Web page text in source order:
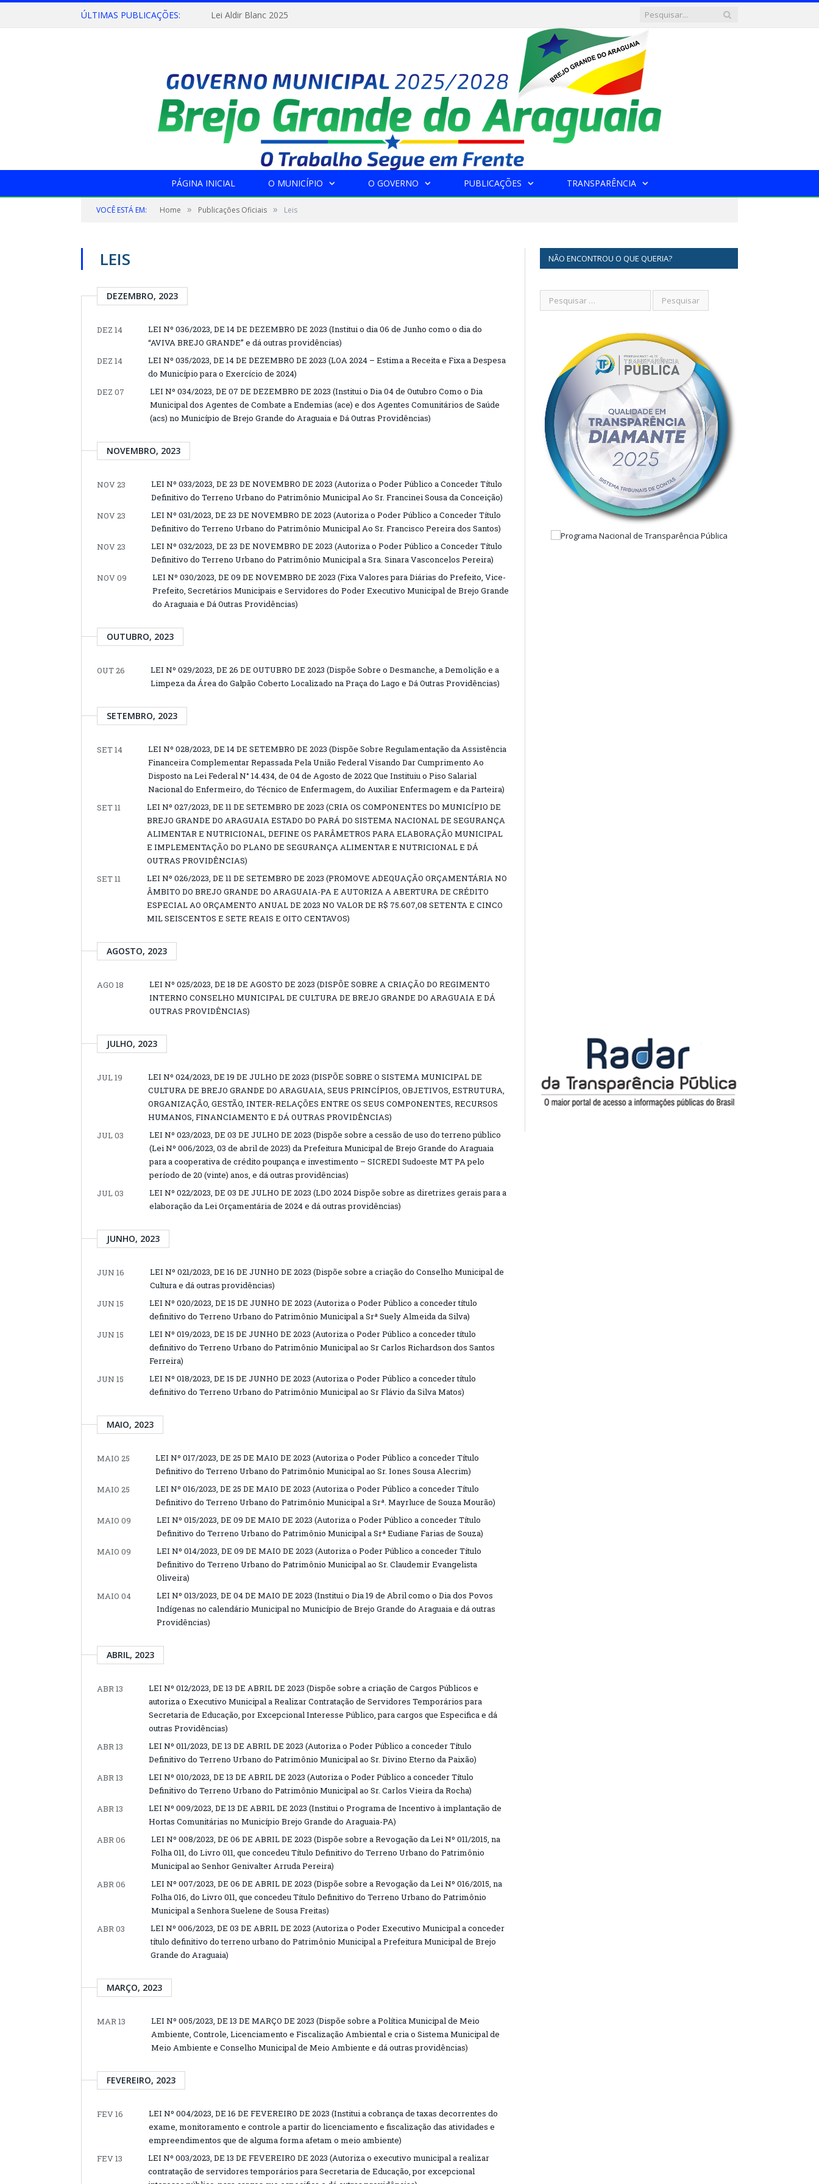
ÚLTIMAS PUBLICAÇÕES: Lei Aldir Blanc 2025
PÁGINA INICIAL O MUNICÍPIO O GOVERNO PUBLICAÇÕES TRANSPARÊNCIA
VOCÊ ESTÁ EM: Home » Publicações Oficiais » Leis
LEIS
DEZEMBRO, 2023
DEZ 14
LEI Nº 036/2023, DE 14 DE DEZEMBRO DE 2023 (Institui o dia 06 de Junho como o dia do
“AVIVA BREJO GRANDE” e dá outras providências)
DEZ 14
LEI Nº 035/2023, DE 14 DE DEZEMBRO DE 2023 (LOA 2024 – Estima a Receita e Fixa a Despesa
do Município para o Exercício de 2024)
DEZ 07
LEI Nº 034/2023, DE 07 DE DEZEMBRO DE 2023 (Institui o Dia 04 de Outubro Como o Dia
Municipal dos Agentes de Combate a Endemias (ace) e dos Agentes Comunitários de Saúde
(acs) no Município de Brejo Grande do Araguaia e Dá Outras Providências)
NOVEMBRO, 2023
NOV 23
LEI Nº 033/2023, DE 23 DE NOVEMBRO DE 2023 (Autoriza o Poder Público a Conceder Título
Definitivo do Terreno Urbano do Patrimônio Municipal Ao Sr. Francinei Sousa da Conceição)
NOV 23
LEI Nº 031/2023, DE 23 DE NOVEMBRO DE 2023 (Autoriza o Poder Público a Conceder Título
Definitivo do Terreno Urbano do Patrimônio Municipal Ao Sr. Francisco Pereira dos Santos)
NOV 23
LEI Nº 032/2023, DE 23 DE NOVEMBRO DE 2023 (Autoriza o Poder Público a Conceder Título
Definitivo do Terreno Urbano do Patrimônio Municipal a Sra. Sinara Vasconcelos Pereira)
NOV 09
LEI Nº 030/2023, DE 09 DE NOVEMBRO DE 2023 (Fixa Valores para Diárias do Prefeito, Vice-
Prefeito, Secretários Municipais e Servidores do Poder Executivo Municipal de Brejo Grande
do Araguaia e Dá Outras Providências)
OUTUBRO, 2023
OUT 26
LEI Nº 029/2023, DE 26 DE OUTUBRO DE 2023 (Dispõe Sobre o Desmanche, a Demolição e a
Limpeza da Área do Galpão Coberto Localizado na Praça do Lago e Dá Outras Providências)
SETEMBRO, 2023
SET 14
LEI Nº 028/2023, DE 14 DE SETEMBRO DE 2023 (Dispõe Sobre Regulamentação da Assistência
Financeira Complementar Repassada Pela União Federal Visando Dar Cumprimento Ao
Disposto na Lei Federal N° 14.434, de 04 de Agosto de 2022 Que Instituiu o Piso Salarial
Nacional do Enfermeiro, do Técnico de Enfermagem, do Auxiliar Enfermagem e da Parteira)
SET 11
LEI Nº 027/2023, DE 11 DE SETEMBRO DE 2023 (CRIA OS COMPONENTES DO MUNICÍPIO DE
BREJO GRANDE DO ARAGUAIA ESTADO DO PARÁ DO SISTEMA NACIONAL DE SEGURANÇA
ALIMENTAR E NUTRICIONAL, DEFINE OS PARÂMETROS PARA ELABORAÇÃO MUNICIPAL
E IMPLEMENTAÇÃO DO PLANO DE SEGURANÇA ALIMENTAR E NUTRICIONAL E DÁ
OUTRAS PROVIDÊNCIAS)
SET 11
LEI Nº 026/2023, DE 11 DE SETEMBRO DE 2023 (PROMOVE ADEQUAÇÃO ORÇAMENTÁRIA NO
ÂMBITO DO BREJO GRANDE DO ARAGUAIA-PA E AUTORIZA A ABERTURA DE CRÉDITO
ESPECIAL AO ORÇAMENTO ANUAL DE 2023 NO VALOR DE R$ 75.607,08 SETENTA E CINCO
MIL SEISCENTOS E SETE REAIS E OITO CENTAVOS)
AGOSTO, 2023
AGO 18
LEI Nº 025/2023, DE 18 DE AGOSTO DE 2023 (DISPÕE SOBRE A CRIAÇÃO DO REGIMENTO
INTERNO CONSELHO MUNICIPAL DE CULTURA DE BREJO GRANDE DO ARAGUAIA E DÁ
OUTRAS PROVIDÊNCIAS)
JULHO, 2023
JUL 19
LEI Nº 024/2023, DE 19 DE JULHO DE 2023 (DISPÕE SOBRE O SISTEMA MUNICIPAL DE
CULTURA DE BREJO GRANDE DO ARAGUAIA, SEUS PRINCÍPIOS, OBJETIVOS, ESTRUTURA,
ORGANIZAÇÃO, GESTÃO, INTER-RELAÇÕES ENTRE OS SEUS COMPONENTES, RECURSOS
HUMANOS, FINANCIAMENTO E DÁ OUTRAS PROVIDÊNCIAS)
JUL 03
LEI Nº 023/2023, DE 03 DE JULHO DE 2023 (Dispõe sobre a cessão de uso do terreno público
(Lei Nº 006/2023, 03 de abril de 2023) da Prefeitura Municipal de Brejo Grande do Araguaia
para a cooperativa de crédito poupança e investimento – SICREDI Sudoeste MT PA pelo
período de 20 (vinte) anos, e dá outras providências)
JUL 03
LEI Nº 022/2023, DE 03 DE JULHO DE 2023 (LDO 2024 Dispõe sobre as diretrizes gerais para a
elaboração da Lei Orçamentária de 2024 e dá outras providências)
JUNHO, 2023
JUN 16
LEI Nº 021/2023, DE 16 DE JUNHO DE 2023 (Dispõe sobre a criação do Conselho Municipal de
Cultura e dá outras providências)
JUN 15
LEI Nº 020/2023, DE 15 DE JUNHO DE 2023 (Autoriza o Poder Público a conceder título
definitivo do Terreno Urbano do Patrimônio Municipal a Srª Suely Almeida da Silva)
JUN 15
LEI Nº 019/2023, DE 15 DE JUNHO DE 2023 (Autoriza o Poder Público a conceder título
definitivo do Terreno Urbano do Patrimônio Municipal ao Sr Carlos Richardson dos Santos
Ferreira)
JUN 15
LEI Nº 018/2023, DE 15 DE JUNHO DE 2023 (Autoriza o Poder Público a conceder título
definitivo do Terreno Urbano do Patrimônio Municipal ao Sr Flávio da Silva Matos)
MAIO, 2023
MAIO 25
LEI Nº 017/2023, DE 25 DE MAIO DE 2023 (Autoriza o Poder Público a conceder Título
Definitivo do Terreno Urbano do Patrimônio Municipal ao Sr. Iones Sousa Alecrim)
MAIO 25
LEI Nº 016/2023, DE 25 DE MAIO DE 2023 (Autoriza o Poder Público a conceder Título
Definitivo do Terreno Urbano do Patrimônio Municipal a Srª. Mayrluce de Souza Mourão)
MAIO 09
LEI Nº 015/2023, DE 09 DE MAIO DE 2023 (Autoriza o Poder Público a conceder Título
Definitivo do Terreno Urbano do Patrimônio Municipal a Srª Eudiane Farias de Souza)
MAIO 09
LEI Nº 014/2023, DE 09 DE MAIO DE 2023 (Autoriza o Poder Público a conceder Título
Definitivo do Terreno Urbano do Patrimônio Municipal ao Sr. Claudemir Evangelista
Oliveira)
MAIO 04
LEI Nº 013/2023, DE 04 DE MAIO DE 2023 (Institui o Dia 19 de Abril como o Dia dos Povos
Indígenas no calendário Municipal no Município de Brejo Grande do Araguaia e dá outras
Providências)
ABRIL, 2023
ABR 13
LEI Nº 012/2023, DE 13 DE ABRIL DE 2023 (Dispõe sobre a criação de Cargos Públicos e
autoriza o Executivo Municipal a Realizar Contratação de Servidores Temporários para
Secretaria de Educação, por Excepcional Interesse Público, para cargos que Especifica e dá
outras Providências)
ABR 13
LEI Nº 011/2023, DE 13 DE ABRIL DE 2023 (Autoriza o Poder Público a conceder Título
Definitivo do Terreno Urbano do Patrimônio Municipal ao Sr. Divino Eterno da Paixão)
ABR 13
LEI Nº 010/2023, DE 13 DE ABRIL DE 2023 (Autoriza o Poder Público a conceder Título
Definitivo do Terreno Urbano do Patrimônio Municipal ao Sr. Carlos Vieira da Rocha)
ABR 13
LEI Nº 009/2023, DE 13 DE ABRIL DE 2023 (Institui o Programa de Incentivo à implantação de
Hortas Comunitárias no Município Brejo Grande do Araguaia-PA)
ABR 06
LEI Nº 008/2023, DE 06 DE ABRIL DE 2023 (Dispõe sobre a Revogação da Lei Nº 011/2015, na
Folha 011, do Livro 011, que concedeu Título Definitivo do Terreno Urbano do Patrimônio
Municipal ao Senhor Genivalter Arruda Pereira)
ABR 06
LEI Nº 007/2023, DE 06 DE ABRIL DE 2023 (Dispõe sobre a Revogação da Lei Nº 016/2015, na
Folha 016, do Livro 011, que concedeu Título Definitivo do Terreno Urbano do Patrimônio
Municipal a Senhora Suelene de Sousa Freitas)
ABR 03
LEI Nº 006/2023, DE 03 DE ABRIL DE 2023 (Autoriza o Poder Executivo Municipal a conceder
título definitivo do terreno urbano do Patrimônio Municipal a Prefeitura Municipal de Brejo
Grande do Araguaia)
MARÇO, 2023
MAR 13
LEI Nº 005/2023, DE 13 DE MARÇO DE 2023 (Dispõe sobre a Política Municipal de Meio
Ambiente, Controle, Licenciamento e Fiscalização Ambiental e cria o Sistema Municipal de
Meio Ambiente e Conselho Municipal de Meio Ambiente e dá outras providências)
FEVEREIRO, 2023
FEV 16
LEI Nº 004/2023, DE 16 DE FEVEREIRO DE 2023 (Institui a cobrança de taxas decorrentes do
exame, monitoramento e controle a partir do licenciamento e fiscalização das atividades e
empreendimentos que de alguma forma afetam o meio ambiente)
FEV 13
LEI Nº 003/2023, DE 13 DE FEVEREIRO DE 2023 (Autoriza o executivo municipal a realizar
contratação de servidores temporários para Secretaria de Educação, por excepcional
NÃO ENCONTROU O QUE QUERIA?